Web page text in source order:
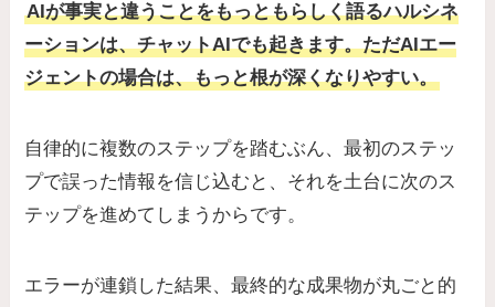
AIが事実と違うことをもっともらしく語るハルシネ
ーションは、チャットAIでも起きます。ただAIエー
ジェントの場合は、もっと根が深くなりやすい。
自律的に複数のステップを踏むぶん、最初のステッ
プで誤った情報を信じ込むと、それを土台に次のス
テップを進めてしまうからです。
エラーが連鎖した結果、最終的な成果物が丸ごと的